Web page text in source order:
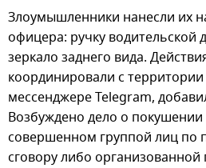
Злоумышленники нанесли их
офицера: ручку водительской
зеркало заднего вида.
координировали с
мессенджере Telegram,
Возбуждено дело о покушении
совершенном группой лиц по
сговору либо организованной